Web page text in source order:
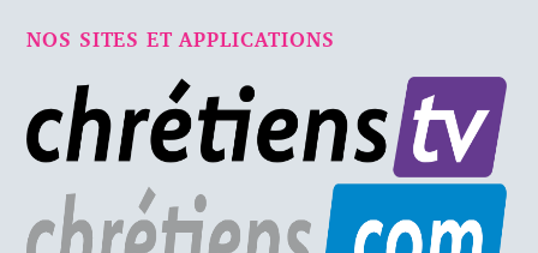
NOS SITES ET APPLICATIONS